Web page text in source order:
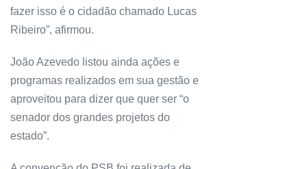
fazer isso é o cidadão chamado Lucas
Ribeiro”, afirmou.
João Azevedo listou ainda ações e
programas realizados em sua gestão e
aproveitou para dizer que quer ser “o
senador dos grandes projetos do
estado”.